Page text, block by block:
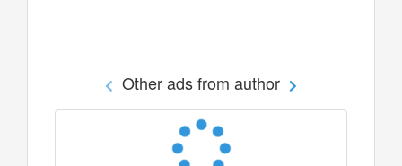
Other ads from author